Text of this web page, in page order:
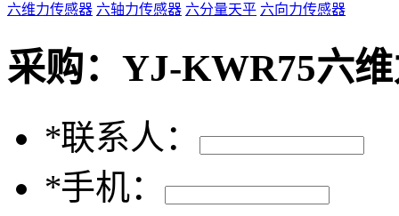
六维力传感器 六轴力传感器 六分量天平 六向力传感器
采购： YJ-KWR75六
*联系人：
*手机：